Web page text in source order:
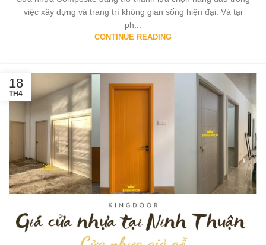
việc xây dựng và trang trí không gian sống hiện đại. Và tại
ph...
CONTINUE READING
18
TH4